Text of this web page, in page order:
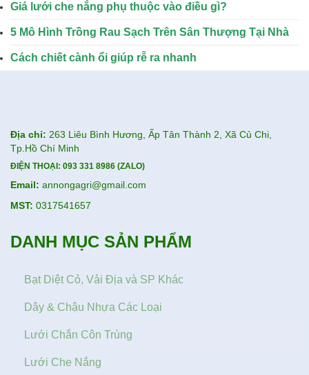
Giá lưới che nắng phụ thuộc vào điều gì?
5 Mô Hình Trồng Rau Sạch Trên Sân Thượng Tại Nhà
Cách chiết cành ổi giúp rễ ra nhanh
Địa chỉ: 263 Liêu Bình Hương, Ấp Tân Thành 2, Xã Củ Chi,
Tp.Hồ Chí Minh
ĐIỆN THOẠI: 093 331 8986 (ZALO)
Email: annongagri@gmail.com
MST: 0317541657
DANH MỤC SẢN PHẨM
Bạt Diệt Cỏ, Vải Địa và SP Khác
Dây & Chậu Nhựa Các Loại
Lưới Chắn Côn Trùng
Lưới Che Nắng